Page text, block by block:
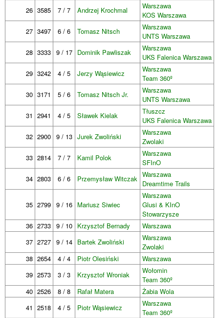
26 3585 7 / 7 Andrzej Krochmal
Warszawa
KOS Warszawa
27 3497 6 / 6 Tomasz Nitsch
Warszawa
UNTS Warszawa
28 3333 9 / 17 Dominik Pawliszak
Warszawa
UKS Falenica Warszawa
29 3242 4 / 5 Jerzy Wąsiewicz
Warszawa
Team 360º
30 3171 5 / 6 Tomasz Nitsch Jr.
Warszawa
UNTS Warszawa
31 2941 4 / 5 Sławek Kielak
Tłuszcz
UKS Falenica Warszawa
32 2900 9 / 13 Jurek Zwoliński
Warszawa
Zwolaki
33 2814 7 / 7 Kamil Polok
Warszawa
SFInO
34 2803 6 / 6 Przemysław Witczak Warszawa
Dreamtime Trails
35 2799 9 / 16 Mariusz Siwiec
Warszawa
Glusi & KInO
Stowarzysze
36 2733 9 / 10 Krzysztof Bernady
Warszawa
37 2727 9 / 14 Bartek Zwoliński
Warszawa
Zwolaki
38 2654 4 / 4 Piotr Olesiński
Warszawa
39 2573 3 / 3 Krzysztof Wroniak
Wołomin
Team 360º
40 2526 8 / 8 Rafał Matera
Żabia Wola
41 2518 4 / 5 Piotr Wąsiewicz
Warszawa
Team 360º